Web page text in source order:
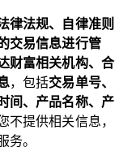
律法规、自律准则
交易信息进行管
财富相关机构、合
，包括交易单号、
间、产品名称、产
不提供相关信息，
务。